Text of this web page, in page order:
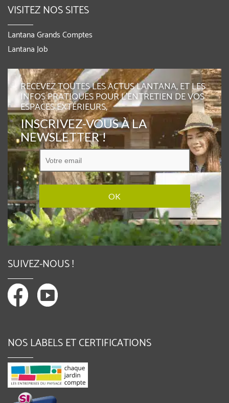
VISITEZ NOS SITES
Lantana Grands Comptes
Lantana Job
RECEVEZ TOUTES LES ACTUS LANTANA, ET LES
INFOS PRATIQUES POUR L'ENTRETIEN DE VOS
ESPACES EXTÉRIEURS,
INSCRIVEZ-VOUS À LA
NEWSLETTER !
SUIVEZ-NOUS !
NOS LABELS ET CERTIFICATIONS